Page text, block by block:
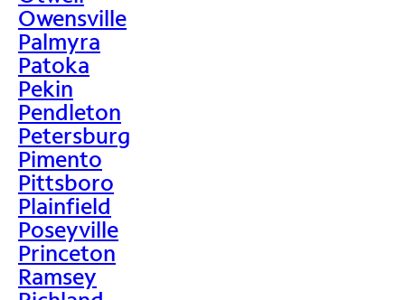
Owensville
Palmyra
Patoka
Pekin
Pendleton
Petersburg
Pimento
Pittsboro
Plainfield
Poseyville
Princeton
Ramsey